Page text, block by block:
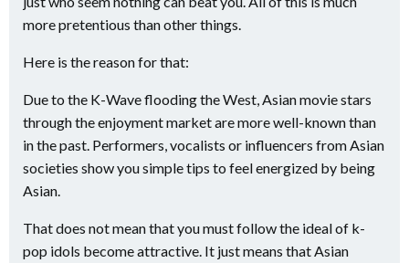
more pretentious than other things.
Here is the reason for that:
Due to the K-Wave flooding the West, Asian movie stars
through the enjoyment market are more well-known than
in the past. Performers, vocalists or influencers from Asian
societies show you simple tips to feel energized by being
Asian.
That does not mean that you must follow the ideal of k-
pop idols become attractive. It just means that Asian